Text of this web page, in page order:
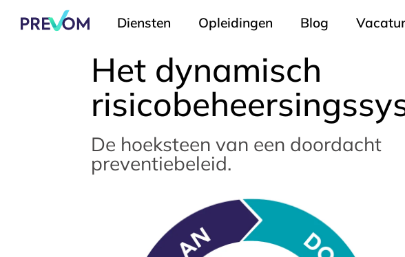
Diensten Opleidingen Blog
Het dynamisch
De hoeksteen van een doordacht
preventiebeleid.